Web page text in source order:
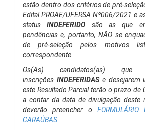
estão dentro dos critérios de pré-
Edital PROAE/UFERSA Nº006/2021 e
statusINDEFERIDO são as que
pendências e, portanto, NÃO se
de pré-seleção pelos motivos
correspondente.
Os(As) candidatos(as) que
inscrições INDEFERIDASe desejarem
este Resultado Parcial terão o prazo de
a contar da data de divulgação deste
deverão preencher o FORMULÁRIO
CARAÚBAS